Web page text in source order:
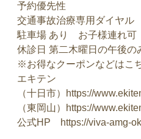
予約優先性
交通事故治療専用ダイヤ
駐車場 あり お子様連れ可
休診日 第二木曜日の午後の
※お得なクーポンなどはこ
エキテン
（十日市）https://
（東岡山）https://
公式HP https://viva-amg-